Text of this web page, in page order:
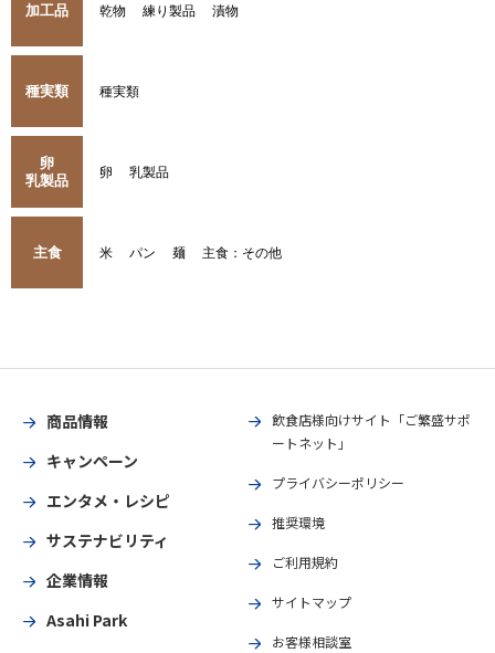
加工品 乾物 練り製品 漬物
種実類 種実類
卵
乳製品
卵 乳製品
主食 米 パン 麺 主食：その他
商品情報
キャンペーン
エンタメ・レシピ
サステナビリティ
企業情報
Asahi Park
飲食店様向けサイト「ご繁盛サポ
ートネット」
プライバシーポリシー
推奨環境
ご利用規約
サイトマップ
お客様相談室